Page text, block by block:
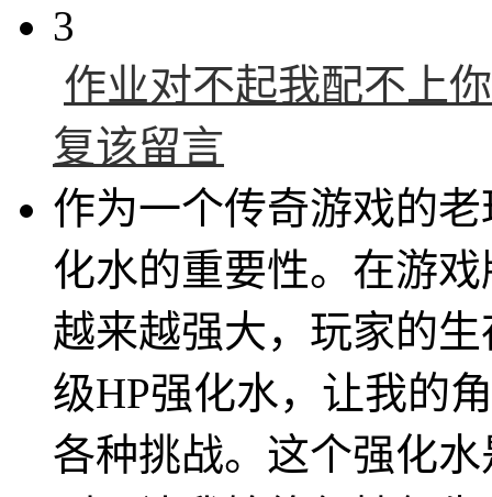
3
作业对不起我配不上你
复该留言
作为一个传奇游戏的
化水的重要性。在游
越来越强大，玩家的
级HP强化水，让我的
各种挑战。这个强化